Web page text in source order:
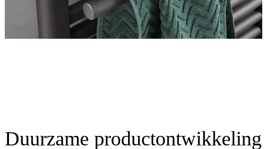
Duurzame productontwikkeling